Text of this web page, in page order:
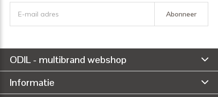
Abonneer
ODIL - multibrand webshop
Informatie